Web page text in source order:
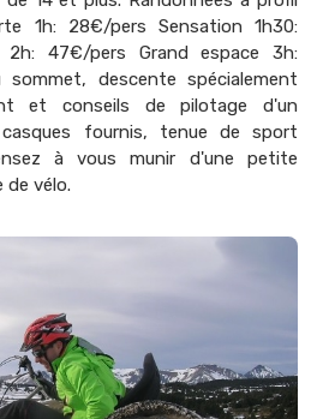
1h: 28€/pers Sensation 1h30:
2h: 47€/pers Grand espace 3h:
descente spécialement
et conseils de pilotage d'un
casques fournis, tenue de sport
à vous munir d'une petite
de vélo.